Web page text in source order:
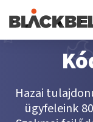
Vissza a
Állásajánlatok
Kik vagyunk
Hazai
ügyfeleink